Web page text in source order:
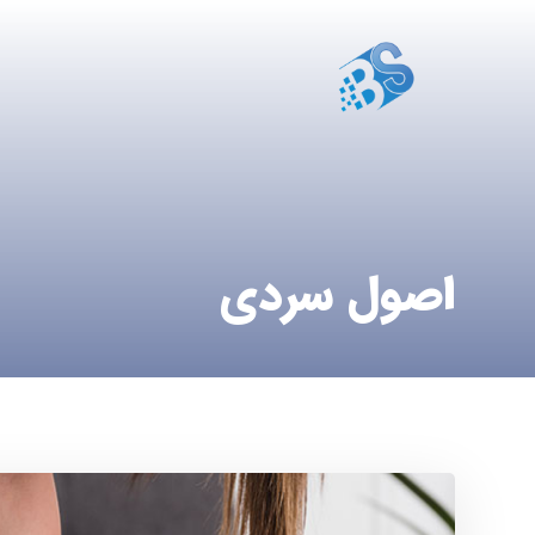
اصول سردی